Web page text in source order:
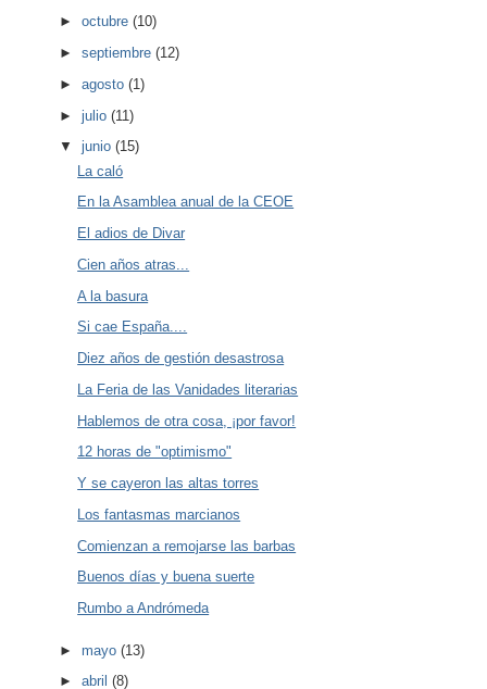
►octubre(10)
►septiembre(12)
►agosto(1)
►julio(11)
▼junio(15)
La caló
En la Asamblea anual de la CEOE
El adios de Divar
Cien años atras...
A la basura
Si cae España....
Diez años de gestión desastrosa
La Feria de las Vanidades literarias
Hablemos de otra cosa, ¡por favor!
12 horas de "optimismo"
Y se cayeron las altas torres
Los fantasmas marcianos
Comienzan a remojarse las barbas
Buenos días y buena suerte
Rumbo a Andrómeda
►mayo(13)
►abril(8)